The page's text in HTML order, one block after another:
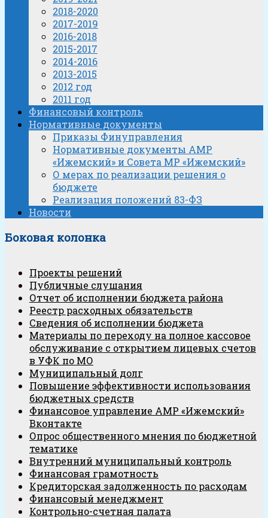
2018-2020
2017-2019
2016-2018
2015-2017
2014-2016
2013-2015
2012 год
2011 год
Финансовый контроль
Нормативные документы
Приказы Финуправления
Нормативные документы АМР
«Ижемский» и Совета МР «Ижемский»
О мерах по реализации решения о
бюджете
Реализация положений 83-ФЗ
Новости
Боковая колонка
Проекты решений
Публичные слушания
Отчет об исполнении бюджета района
Реестр расходных обязательств
Сведения об исполнении бюджета
Материалы по переходу на полное кассовое
обслуживание с открытием лицевых счетов
в УФК по МО
Муниципальный долг
Повышение эффективности использования
бюджетных средств
Финансовое управление АМР «Ижемский»
Вконтакте
Опрос общественного мнения по бюджетной
тематике
Внутренний муниципальный контроль
Финансовая грамотность
Кредиторская задолженность по расходам
Финансовый менеджмент
Контрольно-счетная палата